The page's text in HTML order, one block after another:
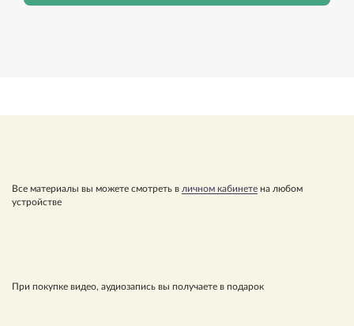
Все материалы вы можете смотреть в личном кабинете на любом
устройстве
При покупке видео, аудиозапись вы получаете в подарок